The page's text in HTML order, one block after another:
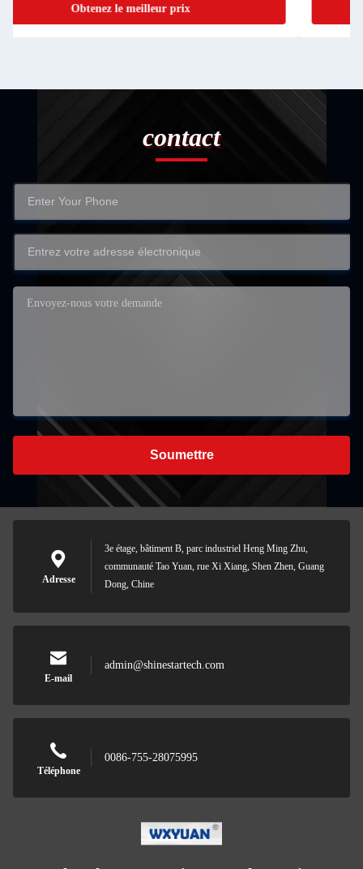
Obtenez le meilleur prix
contact
Soumettre
Adresse
3e étage, bâtiment B, parc industriel Heng Ming Zhu,
communauté Tao Yuan, rue Xi Xiang, Shen Zhen, Guang
Dong, Chine
E-mail
admin@shinestartech.com
Téléphone
0086-755-28075995